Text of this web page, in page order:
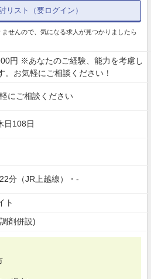
リスト（要ログイン）
せんので、気になる求人が見つかりましたら
円 ※あなたのご経験、能力を考慮し
。お気軽にご相談ください！
にご相談ください
日108日
分（JR上越線）・-
ト
剤併設)